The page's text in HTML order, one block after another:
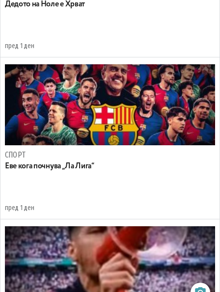
Дедото на Ноле е Хрват
пред 1 ден
СПОРТ
Еве кога почнува „Ла Лига“
пред 1 ден